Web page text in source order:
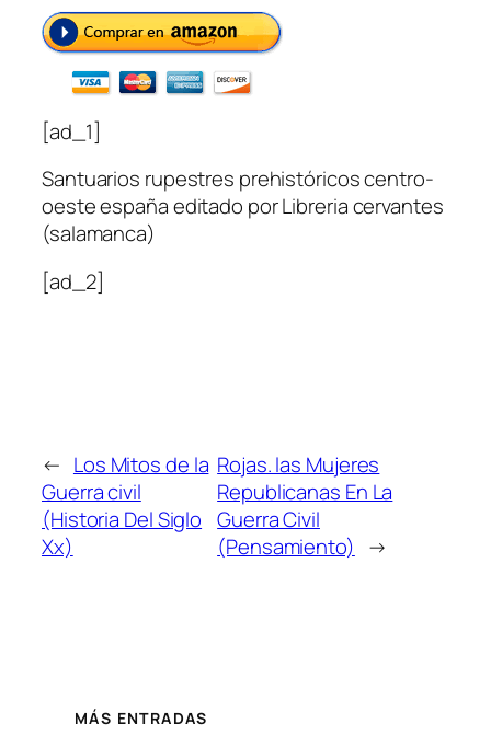
[ad_1]
Santuarios rupestres prehistóricos centro-
oeste españa editado por Libreria cervantes
(salamanca)
[ad_2]
← Los Mitos de la
Guerra civil
(Historia Del Siglo
Xx)
Rojas. las Mujeres
Republicanas En La
Guerra Civil
(Pensamiento) →
MÁS ENTRADAS